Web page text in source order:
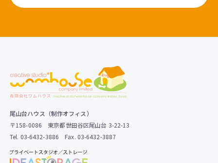
尾山台ハウス（制作オフィス）
〒158-0086 東京都世田谷区尾山台 3-22-13
Tel. 03-6432-3886 Fax. 03-6432-3887